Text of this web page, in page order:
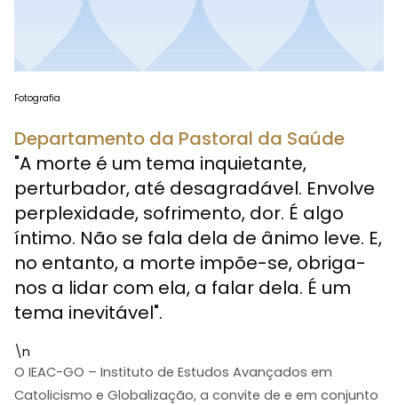
Fotografia
Departamento da Pastoral da Saúde
"A morte é um tema inquietante,
perturbador, até desagradável. Envolve
perplexidade, sofrimento, dor. É algo
íntimo. Não se fala dela de ânimo leve. E,
no entanto, a morte impõe-se, obriga-
nos a lidar com ela, a falar dela. É um
tema inevitável".
\n
O IEAC-GO – Instituto de Estudos Avançados em
Catolicismo e Globalização, a convite de e em conjunto